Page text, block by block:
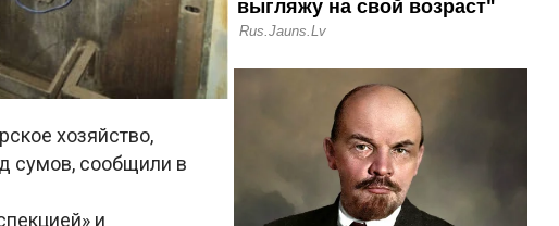
хозяйство,
сумов, сообщили в
и